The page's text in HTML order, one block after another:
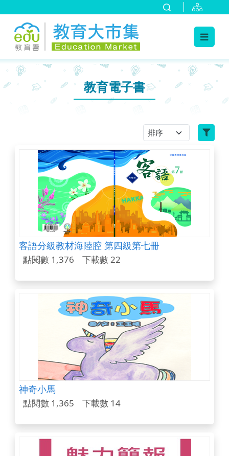
::: 教育電子書
客語分級教材海陸腔 第四級第七冊
點閱數 1,376 下載數 22
神奇小馬
點閱數 1,365 下載數 14